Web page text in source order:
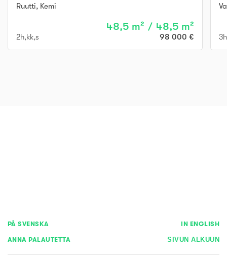
Ruutti, Kemi
48,5 m² / 48,5 m²
2h,kk,s 98 000 €
PÅ SVENSKA IN ENGLISH
ANNA PALAUTETTA SIVUN ALKUUN